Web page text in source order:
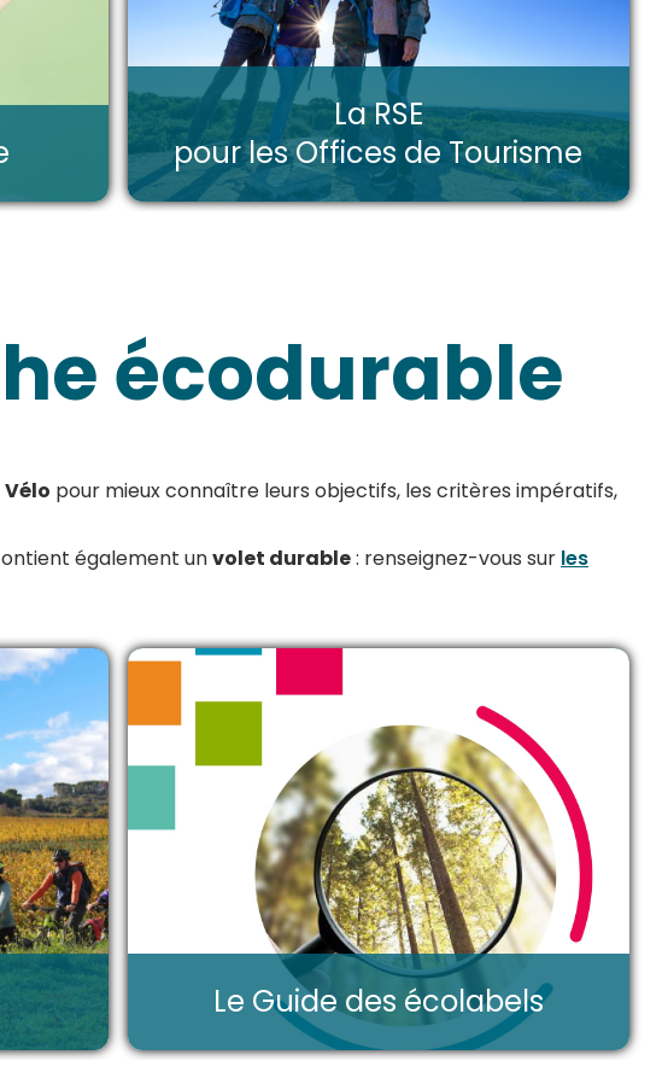
La RSE
pour les Offices de Tourisme
écodurable
pour mieux connaître leurs objectifs, les critères impératifs,
également unvolet durable: renseignez-vous sur les
Le Guide des écolabels